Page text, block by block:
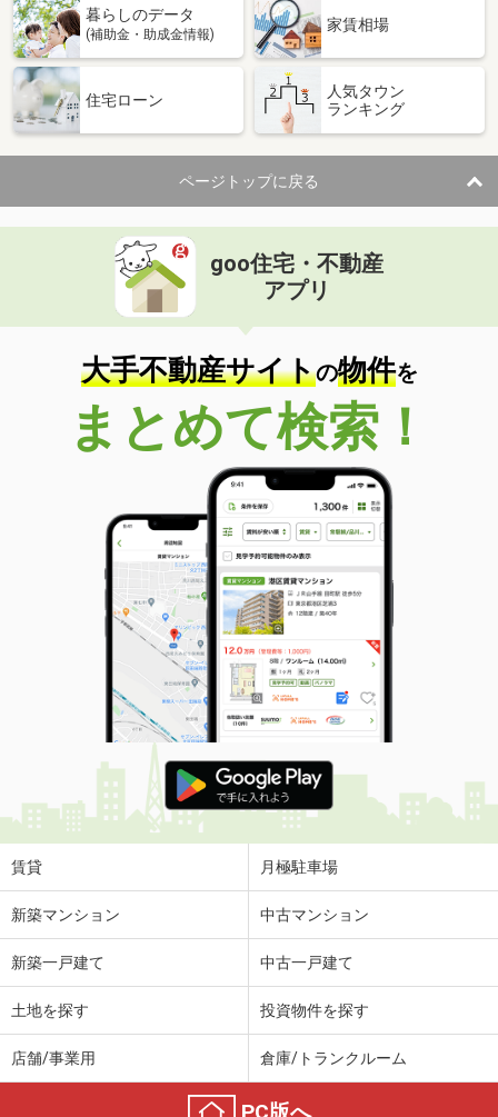
暮らしのデータ
(補助金・助成金情報)
家賃相場
住宅ローン
人気タウン
ランキング
ページトップに戻る
goo住宅・不動産
アプリ
大手不動産サイトの物件を
まとめて検索！
賃貸 月極駐車場
新築マンション 中古マンション
新築一戸建て 中古一戸建て
土地を探す 投資物件を探す
店舗/事業用 倉庫/トランクルーム